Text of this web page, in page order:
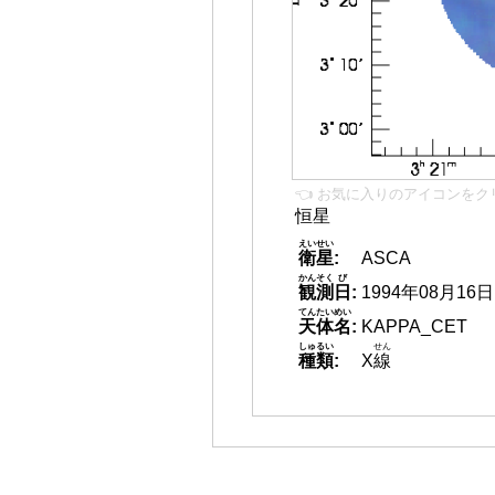
👈 お気に入りのアイコンをク
恒星
衛星
えいせい
:
ASCA
観測
かんそく
日
び
: 1994年08月16日
天体名
てんたいめい
: KAPPA_CET
種類
しゅるい
: X線
せん